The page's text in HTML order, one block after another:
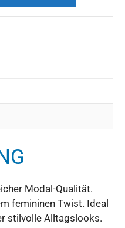
Modal-Qualität.
femininen Twist. Ideal
stilvolle Alltagslooks.